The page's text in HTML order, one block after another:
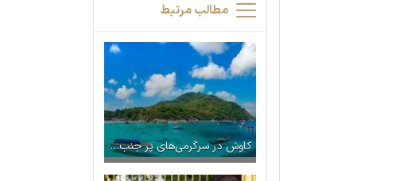
مطالب مرتبط
کاوش در سرگرمی‌های پر جنب‌وجوش جزیره پوکت